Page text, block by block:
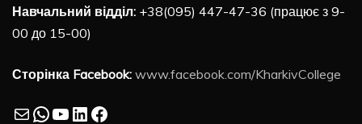
Навчальний відділ: +38(095) 447-47-36 (працює з 9-
00 до 15-00)
Сторінка Facebook: www.facebook.com/KharkivCollege
MailWhatsApp
YouTube
LinkedIn
Facebook